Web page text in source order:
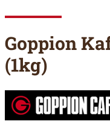
Goppion
(1kg)